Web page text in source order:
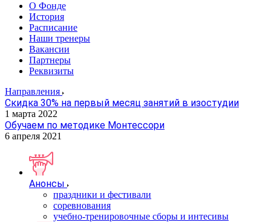
О Фонде
История
Расписание
Наши тренеры
Вакансии
Партнеры
Реквизиты
Направления
Скидка 30% на первый месяц занятий в изостудии
1 марта 2022
Обучаем по методике Монтессори
6 апреля 2021
Анонсы
праздники и фестивали
соревнования
учебно-тренировочные сборы и интесивы